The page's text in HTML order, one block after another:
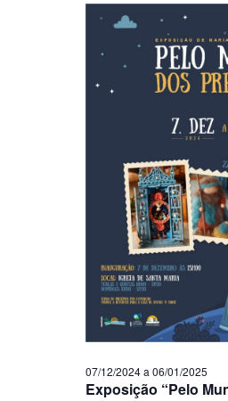
Exposição “Pelo
07/12/2024a 06/01/2025